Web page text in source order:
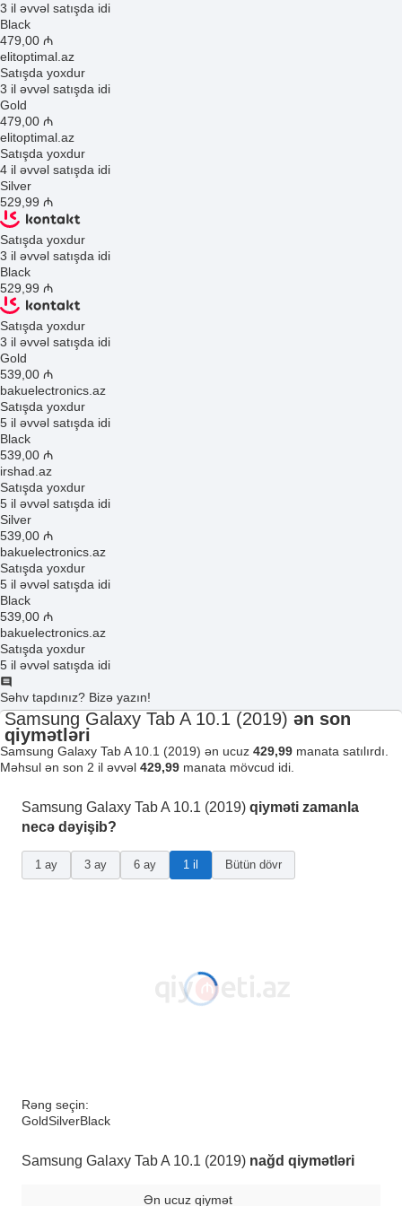
3 il əvvəl satışda idi
Black
479 ,00 ₼
elitoptimal.az
Satışda yoxdur
3 il əvvəl satışda idi
Gold
479 ,00 ₼
elitoptimal.az
Satışda yoxdur
4 il əvvəl satışda idi
Silver
529 ,99 ₼
Satışda yoxdur
3 il əvvəl satışda idi
Black
529 ,99 ₼
Satışda yoxdur
3 il əvvəl satışda idi
Gold
539 ,00 ₼
bakuelectronics.az
Satışda yoxdur
5 il əvvəl satışda idi
Black
539 ,00 ₼
irshad.az
Satışda yoxdur
5 il əvvəl satışda idi
Silver
539 ,00 ₼
bakuelectronics.az
Satışda yoxdur
5 il əvvəl satışda idi
Black
539 ,00 ₼
bakuelectronics.az
Satışda yoxdur
5 il əvvəl satışda idi
Səhv tapdınız? Bizə yazın!
Samsung Galaxy Tab A 10.1 (2019) ən son
qiymətləri
Samsung Galaxy Tab A 10.1 (2019) ən ucuz 429,99 manata satılırdı.
Məhsul ən son 2 il əvvəl 429,99 manata mövcud idi.
Samsung Galaxy Tab A 10.1 (2019) qiyməti zamanla
necə dəyişib?
1 ay 3 ay 6 ay 1 il Bütün dövr
Rəng seçin:
GoldSilverBlack
Samsung Galaxy Tab A 10.1 (2019) nağd qiymətləri
Ən ucuz qiymət